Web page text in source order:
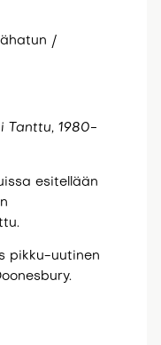
/
Tanttu, 1980-
esitellään
pikku-uutinen